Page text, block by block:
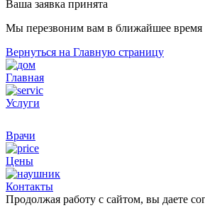
Ваша заявка принята
Мы перезвоним вам в ближайшее время
Вернуться на Главную страницу
Главная
Услуги
Врачи
Цены
Контакты
Продолжая работу с сайтом, вы даете